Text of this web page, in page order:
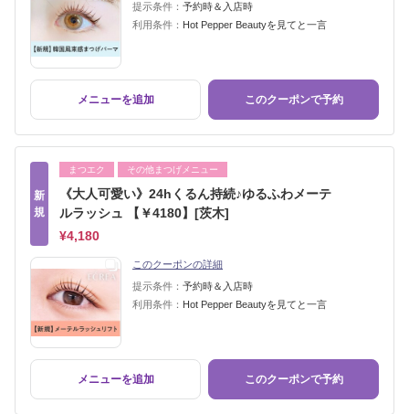
提示条件： 予約時＆入店時
利用条件： Hot Pepper Beautyを見てと一言
メニューを追加 このクーポンで予約
新
規
まつエク その他まつげメニュー
《大人可愛い》24hくるん持続♪ゆるふわメーテ
ルラッシュ 【￥4180】[茨木]
¥4,180
このクーポンの詳細
提示条件： 予約時＆入店時
利用条件： Hot Pepper Beautyを見てと一言
メニューを追加 このクーポンで予約